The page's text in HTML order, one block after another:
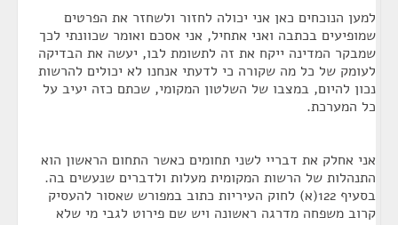
למען הנוכחים כאן אני יכולה לחזור ולשחזר את הפרטים
שמופיעים בכתבה ואני אתחיל, אני אסכם ואומר שכוונתי לכך
שמבקר המדינה ייקח את זה לתשומת לבו, יעשה את הבדיקה
לעומק של כל מה שקורה כי לדעתי אנחנו לא יכולים להרשות
נכון להיום, במצבו של השלטון המקומי, שכתם כזה יעיב על
כל המערכת.
אני אחלק את דבריי לשני תחומים כאשר התחום הראשון הוא
התנהלות של הרשות המקומית מעלות ולדברים שנעשים בה.
בסעיף 122(א) לחוק העיריות כתוב במפורש שאסור להעסיק
קרוב משפחה מדרגה ראשונה ויש שם פירוט לגבי מי שלא